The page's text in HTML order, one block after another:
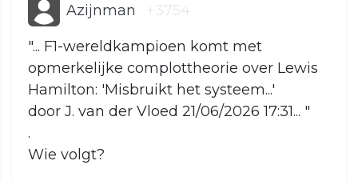
Azijnman +3754
"... F1-wereldkampioen komt met
opmerkelijke complottheorie over Lewis
Hamilton: 'Misbruikt het systeem...'
door J. van der Vloed 21/06/2026 17:31... "
.
Wie volgt?